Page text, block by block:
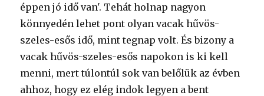
éppen jó idő van'. Tehát holnap nagyon
könnyedén lehet pont olyan vacak hűvös-
szeles-esős idő, mint tegnap volt. És bizony a
vacak hűvös-szeles-esős napokon is ki kell
menni, mert túlontúl sok van belőlük az évben
ahhoz, hogy ez elég indok legyen a bent